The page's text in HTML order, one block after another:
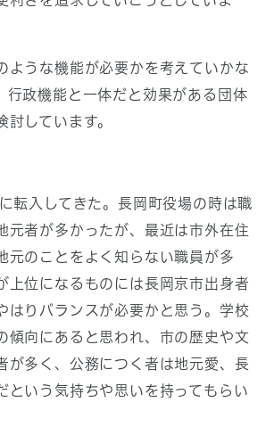
ような機能が必要かを考えていかな
行政機能と一体だと効果がある団体
討しています。
転入してきた。長岡町役場の時は職
元者が多かったが、最近は市外在住
元のことをよく知らない職員が多
上位になるものには長岡京市出身者
はりバランスが必要かと思う。学校
傾向にあると思われ、市の歴史や文
が多く、公務につく者は地元愛、長
という気持ちや思いを持ってもらい